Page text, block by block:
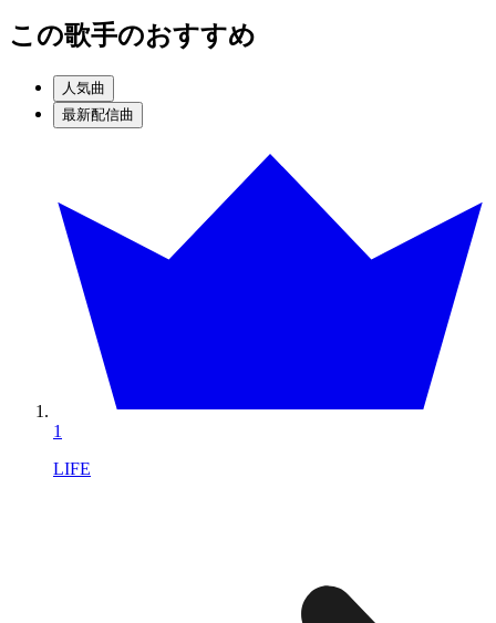
この歌手のおすすめ
人気曲
最新配信曲
1
LIFE